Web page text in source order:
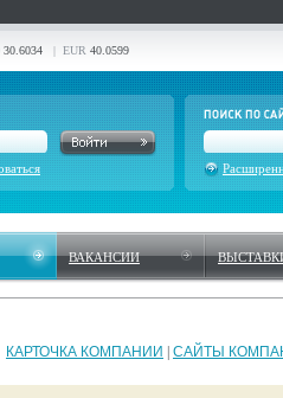
30.6034 | EUR 40.0599
ВАКАНСИИ
КАРТОЧКА КОМПАНИИ САЙТЫ